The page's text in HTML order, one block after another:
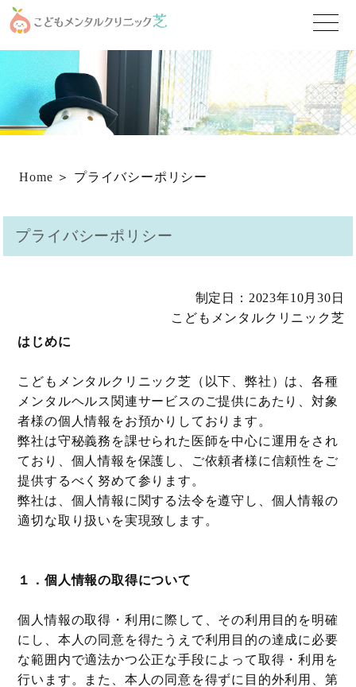
toggle
Home ＞ プライバシーポリシー
プライバシーポリシー
制定日：2023年10月30日
こどもメンタルクリニック芝
はじめに
こどもメンタルクリニック芝（以下、弊社）は、各種
メンタルヘルス関連サービスのご提供にあたり、対象
者様の個人情報をお預かりしております。
弊社は守秘義務を課せられた医師を中心に運用をされ
ており、個人情報を保護し、ご依頼者様に信頼性をご
提供するべく努めて参ります。
弊社は、個人情報に関する法令を遵守し、個人情報の
適切な取り扱いを実現致します。
１．個人情報の取得について
個人情報の取得・利用に際して、その利用目的を明確
にし、本人の同意を得たうえで利用目的の達成に必要
な範囲内で適法かつ公正な手段によって取得・利用を
行います。また、本人の同意を得ずに目的外利用、第